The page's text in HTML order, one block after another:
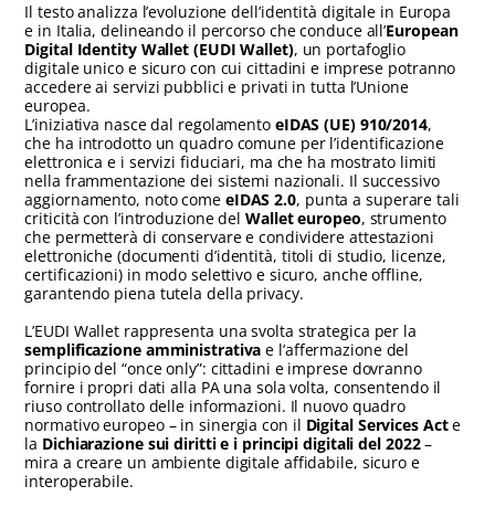
Il testo analizza l’evoluzione dell’identità digitale in Europa
e in Italia, delineando il percorso che conduce all’European
Digital Identity Wallet (EUDI Wallet), un portafoglio
digitale unico e sicuro con cui cittadini e imprese potranno
accedere ai servizi pubblici e privati in tutta l’Unione
europea.
L’iniziativa nasce dal regolamento eIDAS (UE) 910/2014,
che ha introdotto un quadro comune per l’identificazione
elettronica e i servizi fiduciari, ma che ha mostrato limiti
nella frammentazione dei sistemi nazionali. Il successivo
aggiornamento, noto come eIDAS 2.0, punta a superare tali
criticità con l’introduzione delWallet europeo, strumento
che permetterà di conservare e condividere attestazioni
elettroniche (documenti d’identità, titoli di studio, licenze,
certificazioni) in modo selettivo e sicuro, anche offline,
garantendo piena tutela della privacy.
L’EUDI Wallet rappresenta una svolta strategica per la
semplificazione amministrativa e l’affermazione del
principio del “once only”: cittadini e imprese dovranno
fornire i propri dati alla PA una sola volta, consentendo il
riuso controllato delle informazioni. Il nuovo quadro
normativo europeo – in sinergia con il Digital Services Acte
la Dichiarazione sui diritti e i principi digitali del 2022–
mira a creare un ambiente digitale affidabile, sicuro e
interoperabile.